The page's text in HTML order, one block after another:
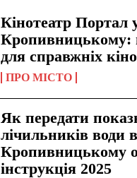
Кінотеатр Портал
Кропивницькому:
для справжніх
ПРО МІСТО
Як передати
лічильників води в
Кропивницькому
інструкція 2025